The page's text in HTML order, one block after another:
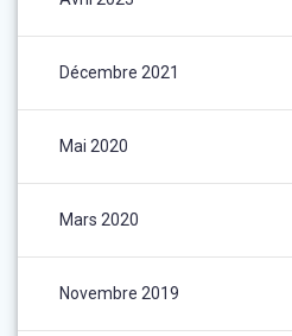
Décembre 2021
Mai 2020
Mars 2020
Novembre 2019